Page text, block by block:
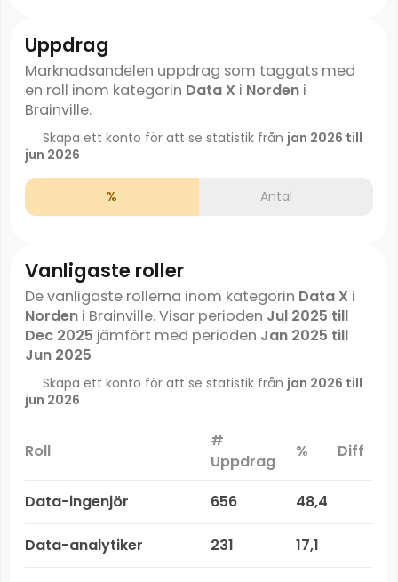
Uppdrag
Marknadsandelen uppdrag som taggats med
en roll inom kategorin Data X i Nordeni
Brainville.
Skapa ett konto för att se statistik från jan 2026 till
jun 2026
% Antal
Vanligaste roller
De vanligaste rollerna inom kategorin Data X i
Nordeni Brainville. Visar perioden Jul 2025 till
Dec 2025 jämfört med perioden Jan 2025 till
Jun 2025
Skapa ett konto för att se statistik från jan 2026 till
jun 2026
Roll
#
Uppdrag
% Diff
Data-ingenjör 656 48,4
Data-analytiker 231 17,1